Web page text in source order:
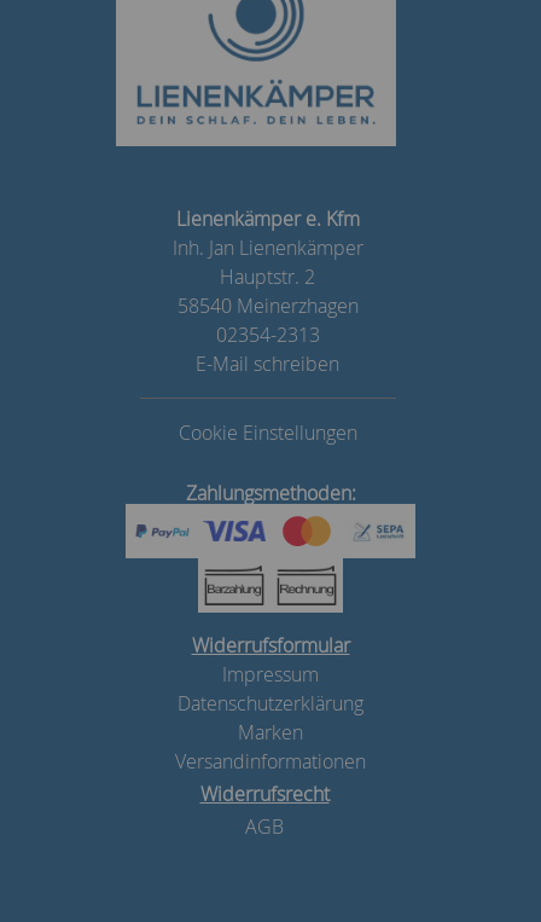
Lienenkämper e. Kfm
Inh. Jan Lienenkämper
Hauptstr. 2
58540 Meinerzhagen
02354-2313
E-Mail schreiben
Cookie Einstellungen
Zahlungsmethoden:
Widerrufsformular
Impressum
Datenschutzerklärung
Marken
Versandinformationen
Widerrufsrecht
AGB